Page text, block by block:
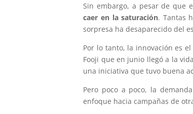
Sin embargo, a pesar de que
caer en la saturación. Tantas
sorpresa ha desaparecido del
Por lo tanto, la innovación es
Fooji que en junio llegó a la
una iniciativa que tuvo buena
Pero poco a poco, la
enfoque hacia campañas de